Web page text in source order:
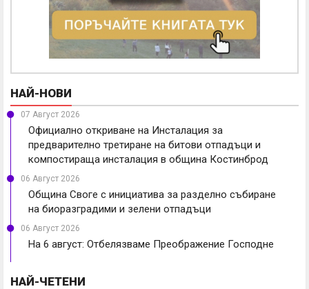
НАЙ-НОВИ
07 Август 2026
Официално откриване на Инсталация за
предварително третиране на битови отпадъци и
компостираща инсталация в община Костинброд
06 Август 2026
Община Своге с инициатива за разделно събиране
на биоразградими и зелени отпадъци
06 Август 2026
На 6 август: Отбелязваме Преображение Господне
НАЙ-ЧЕТЕНИ